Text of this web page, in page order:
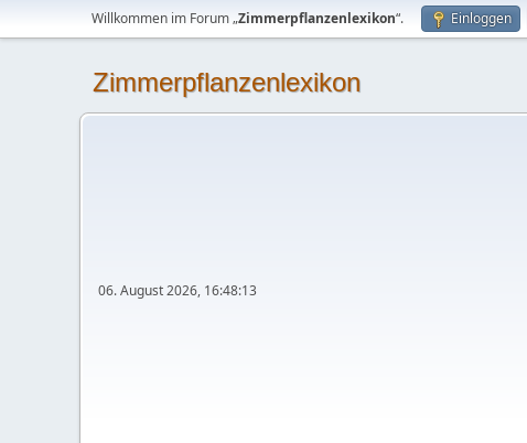
Willkommen im Forum „Zimmerpflanzenlexikon“. Einloggen
Zimmerpflanzenlexikon
06. August 2026, 16:48:13